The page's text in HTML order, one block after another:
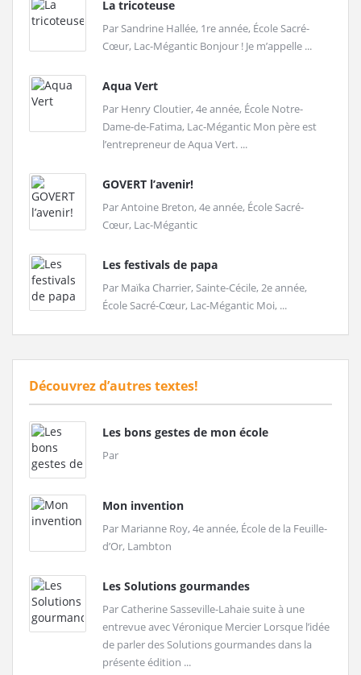
La tricoteuse
Par Sandrine Hallée, 1re année, École Sacré-
Cœur, Lac-Mégantic Bonjour ! Je m’appelle ...
Aqua Vert
Par Henry Cloutier, 4e année, École Notre-
Dame-de-Fatima, Lac-Mégantic Mon père est
l’entrepreneur de Aqua Vert. ...
GOVERT l’avenir!
Par Antoine Breton, 4e année, École Sacré-
Cœur, Lac-Mégantic
Les festivals de papa
Par Maïka Charrier, Sainte-Cécile, 2e année,
École Sacré-Cœur, Lac-Mégantic Moi, ...
Découvrez d’autres textes!
Les bons gestes de mon école
Par
Mon invention
Par Marianne Roy, 4e année, École de la Feuille-
d’Or, Lambton
Les Solutions gourmandes
Par Catherine Sasseville-Lahaie suite à une
entrevue avec Véronique Mercier Lorsque l’idée
de parler des Solutions gourmandes dans la
présente édition ...